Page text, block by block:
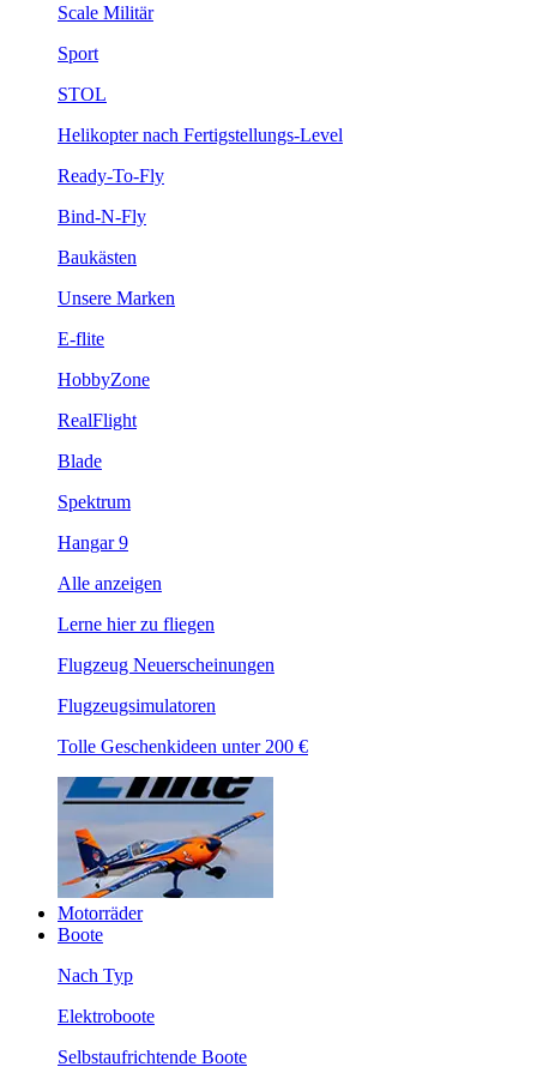
Scale Militär
Sport
STOL
Helikopter nach Fertigstellungs-Level
Ready-To-Fly
Bind-N-Fly
Baukästen
Unsere Marken
E-flite
HobbyZone
RealFlight
Blade
Spektrum
Hangar 9
Alle anzeigen
Lerne hier zu fliegen
Flugzeug Neuerscheinungen
Flugzeugsimulatoren
Tolle Geschenkideen unter 200 €
Motorräder
Boote
Nach Typ
Elektroboote
Selbstaufrichtende Boote